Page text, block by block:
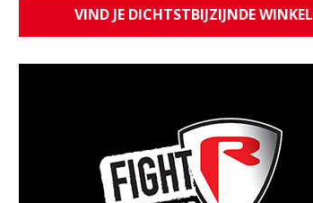
VIND JE DICHTSTBIJZIJNDE WINKEL